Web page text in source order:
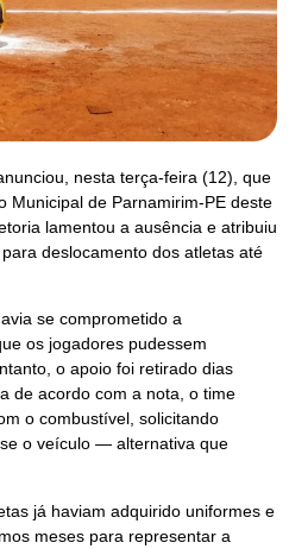
nesta terça-feira (12), que
Municipal de Parnamirim-PE deste
lamentou a ausência e atribuiu
deslocamento dos atletas até
se comprometido a
os jogadores pudessem
o apoio foi retirado dias
de acordo com a nota, o time
o combustível, solicitando
o veículo — alternativa que
já haviam adquirido uniformes e
meses para representar a